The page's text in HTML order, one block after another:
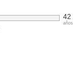
42
años